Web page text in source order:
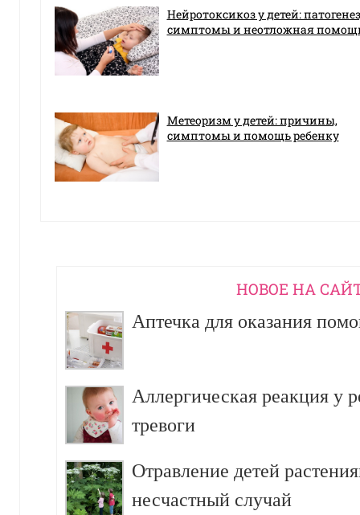
Нейротоксикоз у детей:
симптомы и неотложная
Метеоризм у детей: причины,
симптомы и помощь ребенку
НОВОЕ НА
Аптечка для оказания
Аллергическая реакция у
тревоги
Отравление детей
несчастный случай